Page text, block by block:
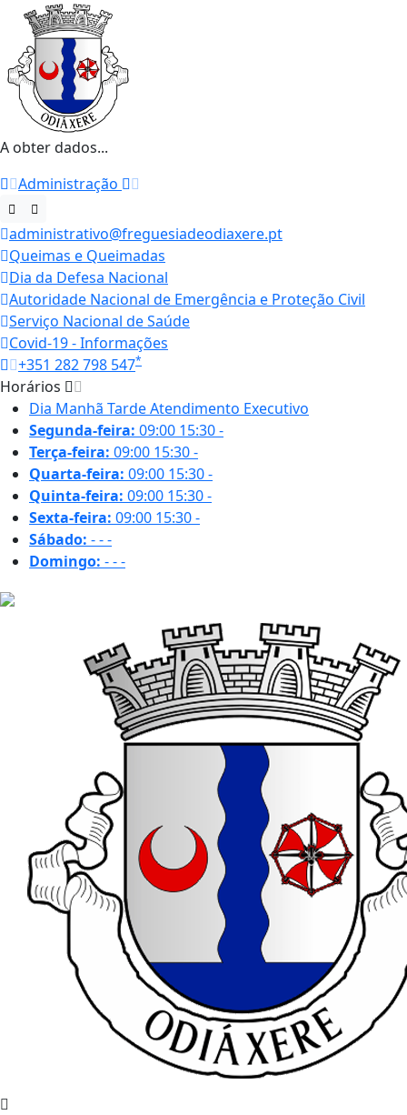
A obter dados...
Administração
administrativo@freguesiadeodiaxere.pt
Queimas e Queimadas
Dia da Defesa Nacional
Autoridade Nacional de Emergência e Proteção Civil
Serviço Nacional de Saúde
Covid-19 - Informações
+351 282 798 547*
Horários
Dia Manhã TardeAtendimento Executivo
Segunda-feira: 09:00 15:30-
Terça-feira: 09:00 15:30-
Quarta-feira: 09:00 15:30-
Quinta-feira: 09:00 15:30-
Sexta-feira: 09:00 15:30-
Sábado: ---
Domingo: ---